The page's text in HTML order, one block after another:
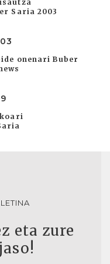
Saria 2003
onenari Buber
eta zure